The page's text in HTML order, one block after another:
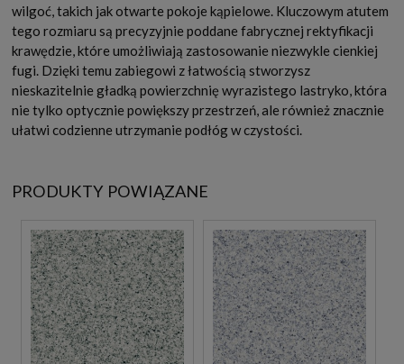
wilgoć, takich jak otwarte pokoje kąpielowe. Kluczowym atutem
tego rozmiaru są precyzyjnie poddane fabrycznej rektyfikacji
krawędzie, które umożliwiają zastosowanie niezwykle cienkiej
fugi. Dzięki temu zabiegowi z łatwością stworzysz
nieskazitelnie gładką powierzchnię wyrazistego lastryko, która
nie tylko optycznie powiększy przestrzeń, ale również znacznie
ułatwi codzienne utrzymanie podłóg w czystości.
PRODUKTY POWIĄZANE